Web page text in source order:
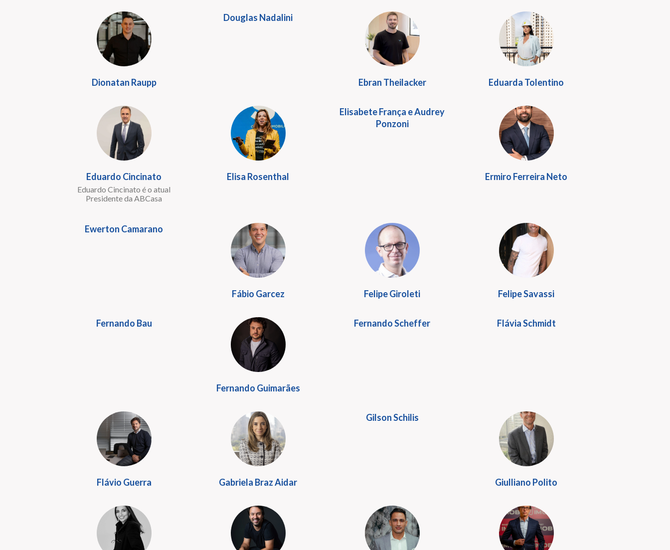
Dionatan Raupp
Douglas Nadalini
Ebran Theilacker Eduarda Tolentino
Eduardo Cincinato
Eduardo Cincinato é o atual
Presidente da ABCasa
Elisa Rosenthal
Elisabete França e Audrey
Ponzoni
Ermiro Ferreira Neto
Ewerton Camarano
Fábio Garcez Felipe Giroleti Felipe Savassi
Fernando Bau
Fernando Guimarães
Fernando Scheffer Flávia Schmidt
Flávio Guerra Gabriela Braz Aidar
Gilson Schilis
Giulliano Polito